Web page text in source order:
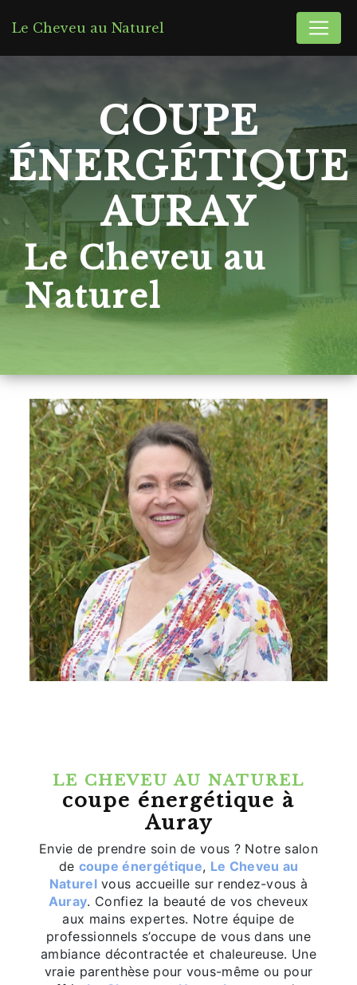
Le Cheveu au Naturel
COUPE
ÉNERGÉTIQUE
AURAY
Le Cheveu au
Naturel
LE CHEVEU AU NATUREL
coupe énergétique à
Auray
Envie de prendre soin de vous ? Notre salon
de coupe énergétique, Le Cheveu au
Naturelvous accueille sur rendez-vous à
Auray. Confiez la beauté de vos cheveux
aux mains expertes. Notre équipe de
professionnels s’occupe de vous dans une
ambiance décontractée et chaleureuse. Une
vraie parenthèse pour vous-même ou pour